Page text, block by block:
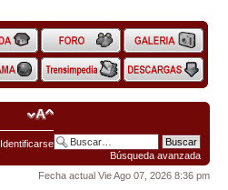
Búsqueda avanzada
Identificarse
Fecha actual Vie Ago 07, 2026 8:36 pm